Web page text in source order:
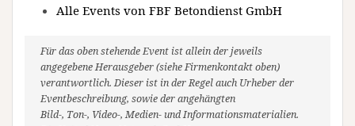
Alle Events von FBF Betondienst GmbH
Für das oben stehende Event ist allein der jeweils
angegebene Herausgeber (siehe Firmenkontakt oben)
verantwortlich. Dieser ist in der Regel auch Urheber der
Eventbeschreibung, sowie der angehängten
Bild-, Ton-, Video-, Medien- und Informationsmaterialien.